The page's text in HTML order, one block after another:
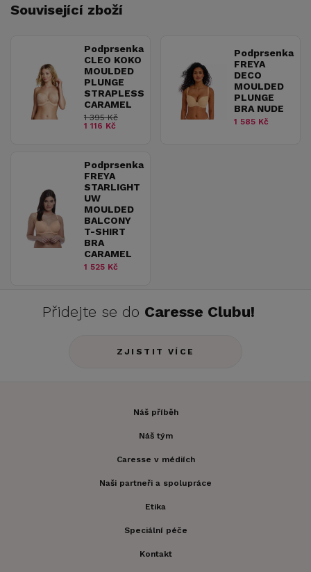
Související zboží
Podprsenka
CLEO KOKO
MOULDED
PLUNGE
STRAPLESS
CARAMEL
1 395 Kč
1 116 Kč
Podprsenka
FREYA
DECO
MOULDED
PLUNGE
BRA NUDE
1 585 Kč
Podprsenka
FREYA
STARLIGHT
UW
MOULDED
BALCONY
T-SHIRT
BRA
CARAMEL
1 525 Kč
Přidejte se do Caresse Clubu!
ZJISTIT VÍCE
Náš příběh
Náš tým
Caresse v médiích
Naši partneři a spolupráce
Etika
Speciální péče
Kontakt